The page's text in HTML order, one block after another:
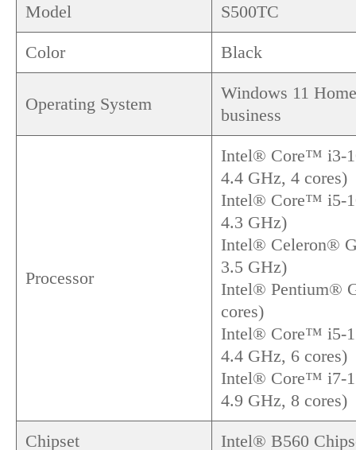
Model S500TC
Color Black
Operating System
Windows 11
business
Processor
Intel® Core™ i3-
4.4 GHz, 4 cores)
Intel® Core™ i5-
4.3 GHz)
Intel® Celeron®
3.5 GHz)
Intel® Pentium®
cores)
Intel® Core™ i5-
4.4 GHz, 6 cores)
Intel® Core™ i7-
4.9 GHz, 8 cores)
Chipset Intel® B560